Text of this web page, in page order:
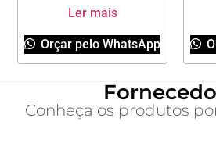
Ler mais
Orçar pelo WhatsApp
Conheça os produtos